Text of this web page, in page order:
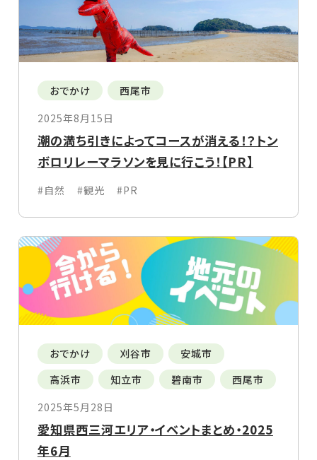
おでかけ
西尾市
2025年8月15日
潮の満ち引きによってコースが消える！？トン
ボロリレーマラソンを見に行こう！【PR】
#自然 #観光 #PR
おでかけ 刈谷市
安城市
高浜市
知立市 碧南市
西尾市
2025年5月28日
愛知県西三河エリア・イベントまとめ・2025
年6月